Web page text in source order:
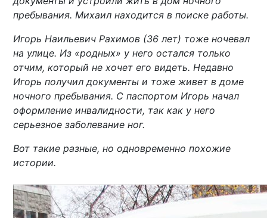
пребывания. Михаил находится в поиске работы.
Игорь Наильевич Рахимов (36 лет) тоже ночевал
на улице. Из «родных» у него остался только
отчим, который не хочет его видеть. Недавно
Игорь получил документы и тоже живет в доме
ночного пребывания. С паспортом Игорь начал
оформление инвалидности, так как у него
серьезное заболевание ног.
Вот такие разные, но одновременно похожие
истории.